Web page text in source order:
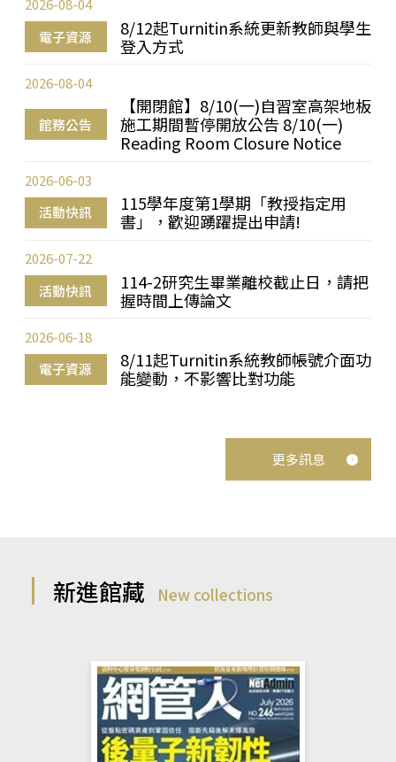
電子資源
8/12起Turnitin系統更新教師與學生
登入方式
2026-08-04
館務公告
【開閉館】8/10(一)自習室高架地板
施工期間暫停開放公告 8/10(一)
Reading Room Closure Notice
2026-08-04
活動快訊
115學年度第1學期「教授指定用
書」，歡迎踴躍提出申請!
2026-06-03
活動快訊
114-2研究生畢業離校截止日，請把
握時間上傳論文
2026-07-22
電子資源
8/11起Turnitin系統教師帳號介面功
能變動，不影響比對功能
2026-06-18
更多訊息
新進館藏 New collections